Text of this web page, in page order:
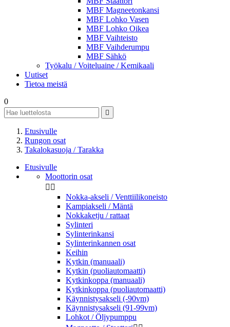
MBF Magneetonkansi
MBF Lohko Vasen
MBF Lohko Oikea
MBF Vaihteisto
MBF Vaihderumpu
MBF Sähkö
Työkalu / Voiteluaine / Kemikaali
Uutiset
Tietoa meistä
0

Etusivulle
Rungon osat
Takalokasuoja / Tarakka
Etusivulle
Moottorin osat
 
Nokka-akseli / Venttiilikoneisto
Kampiakseli / Mäntä
Nokkaketju / rattaat
Sylinteri
Sylinterinkansi
Sylinterinkannen osat
Keihin
Kytkin (manuaali)
Kytkin (puoliautomaatti)
Kytkinkoppa (manuaali)
Kytkinkoppa (puoliautomaatti)
Käynnistysakseli (-90vm)
Käynnistysakseli (91-99vm)
Lohkot / Öljypumppu